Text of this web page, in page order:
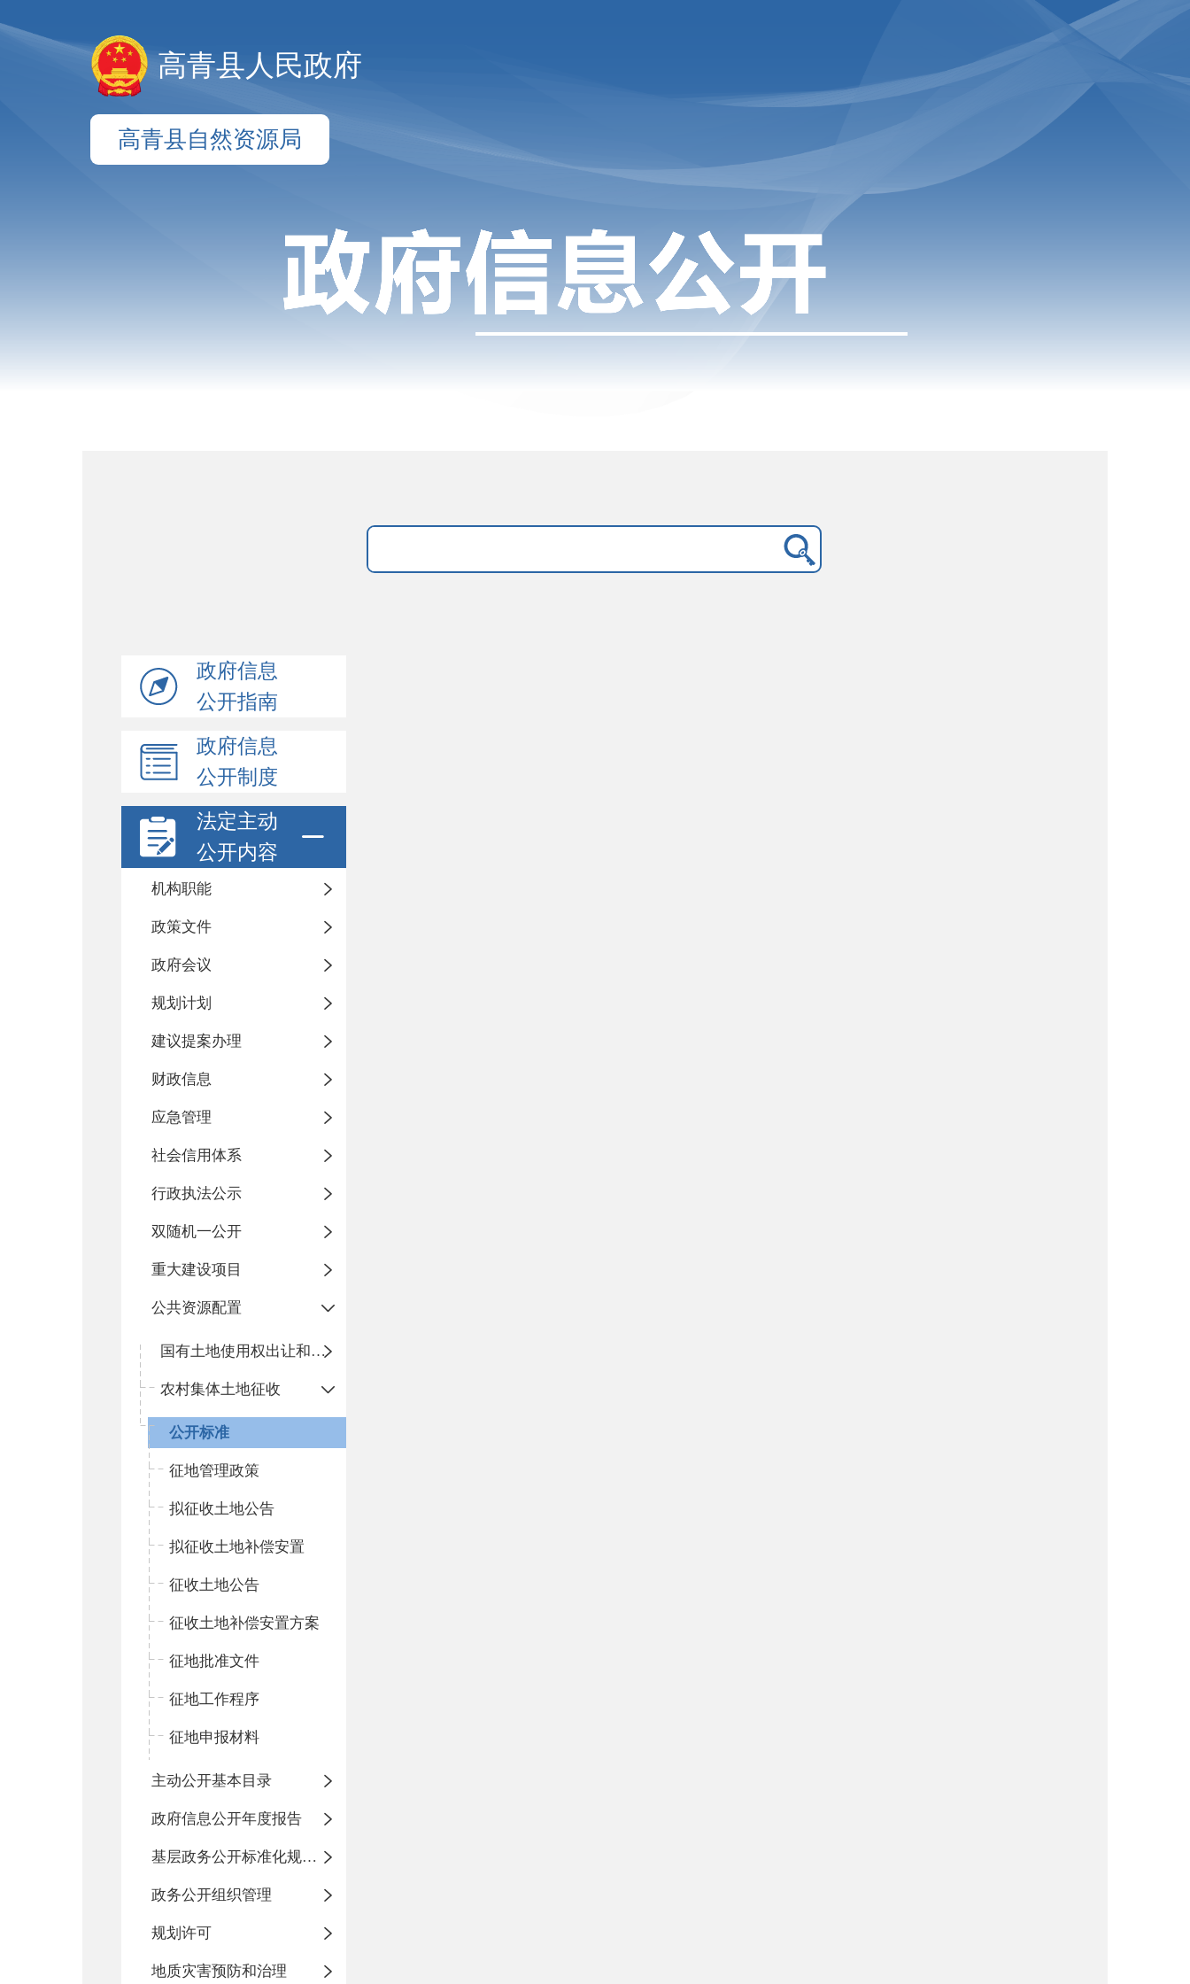
高青县人民政府
高青县自然资源局
政府信息
公开指南
政府信息
公开制度
法定主动
公开内容
机构职能
政策文件
政府会议
规划计划
建议提案办理
财政信息
应急管理
社会信用体系
行政执法公示
双随机一公开
重大建设项目
公共资源配置
国有土地使用权出让和划拨
农村集体土地征收
公开标准
征地管理政策
拟征收土地公告
拟征收土地补偿安置
征收土地公告
征收土地补偿安置方案
征地批准文件
征地工作程序
征地申报材料
主动公开基本目录
政府信息公开年度报告
基层政务公开标准化规范化
政务公开组织管理
规划许可
地质灾害预防和治理